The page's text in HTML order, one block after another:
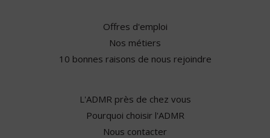
Offres d'emploi
Nos métiers
10 bonnes raisons de nous rejoindre
L'ADMR près de chez vous
Pourquoi choisir l'ADMR
Nous contacter